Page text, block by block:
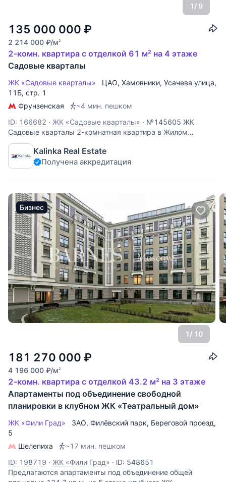
1/ 9
135 000 000 ₽
2 214 000 ₽/м2
2-комн. квартира с отделкой 61 м² на 4 этаже
Садовые кварталы
ЖК «Садовые кварталы» ЦАО, Хамовники, Усачева улица,
11Б, стр. 1
Фрунзенская
~4 мин. пешком
ID: 166682 · ЖК «Садовые кварталы» · №145605 ЖК
Садовые кварталы 2-комнатная квартира в Жилом
комплексе "Садовые кварталы" К 3.2 Планировочное
решение: просторная кухня-гостиная с выделенной зоной
под кабинет, мастер-спальня со своей просторной ванной
Kalinka Real Estate
Получена аккредитация
Бизнес
1/ 10
181 270 000 ₽
4 196 000 ₽/м2
2-комн. квартира с отделкой 43.2 м² на 3 этаже
Апартаменты под объединение свободной
планировки в клубном ЖК «Театральный дом»
ЖК «Фили Град» ЗАО, Филёвский парк, Береговой проезд,
5
Шелепиха
~17 мин. пешком
ID: 198719 · ЖК «Фили Град» · lD: 548651
Предлагаются апартаменты под объединение общей